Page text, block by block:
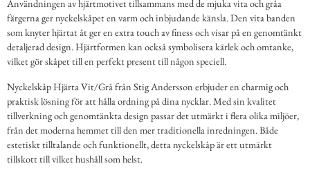
Användningen av hjärtmotivet tillsammans med de mjuka vita och gråa
färgerna ger nyckelskåpet en varm och inbjudande känsla. Den vita banden
som knyter hjärtat åt ger en extra touch av finess och visar på en genomtänkt
detaljerad design. Hjärtformen kan också symbolisera kärlek och omtanke,
vilket gör skåpet till en perfekt present till någon speciell.
Nyckelskåp Hjärta Vit/Grå från Stig Andersson erbjuder en charmig och
praktisk lösning för att hålla ordning på dina nycklar. Med sin kvalitet
tillverkning och genomtänkta design passar det utmärkt i flera olika miljöer,
från det moderna hemmet till den mer traditionella inredningen. Både
estetiskt tilltalande och funktionellt, detta nyckelskåp är ett utmärkt
tillskott till vilket hushåll som helst.